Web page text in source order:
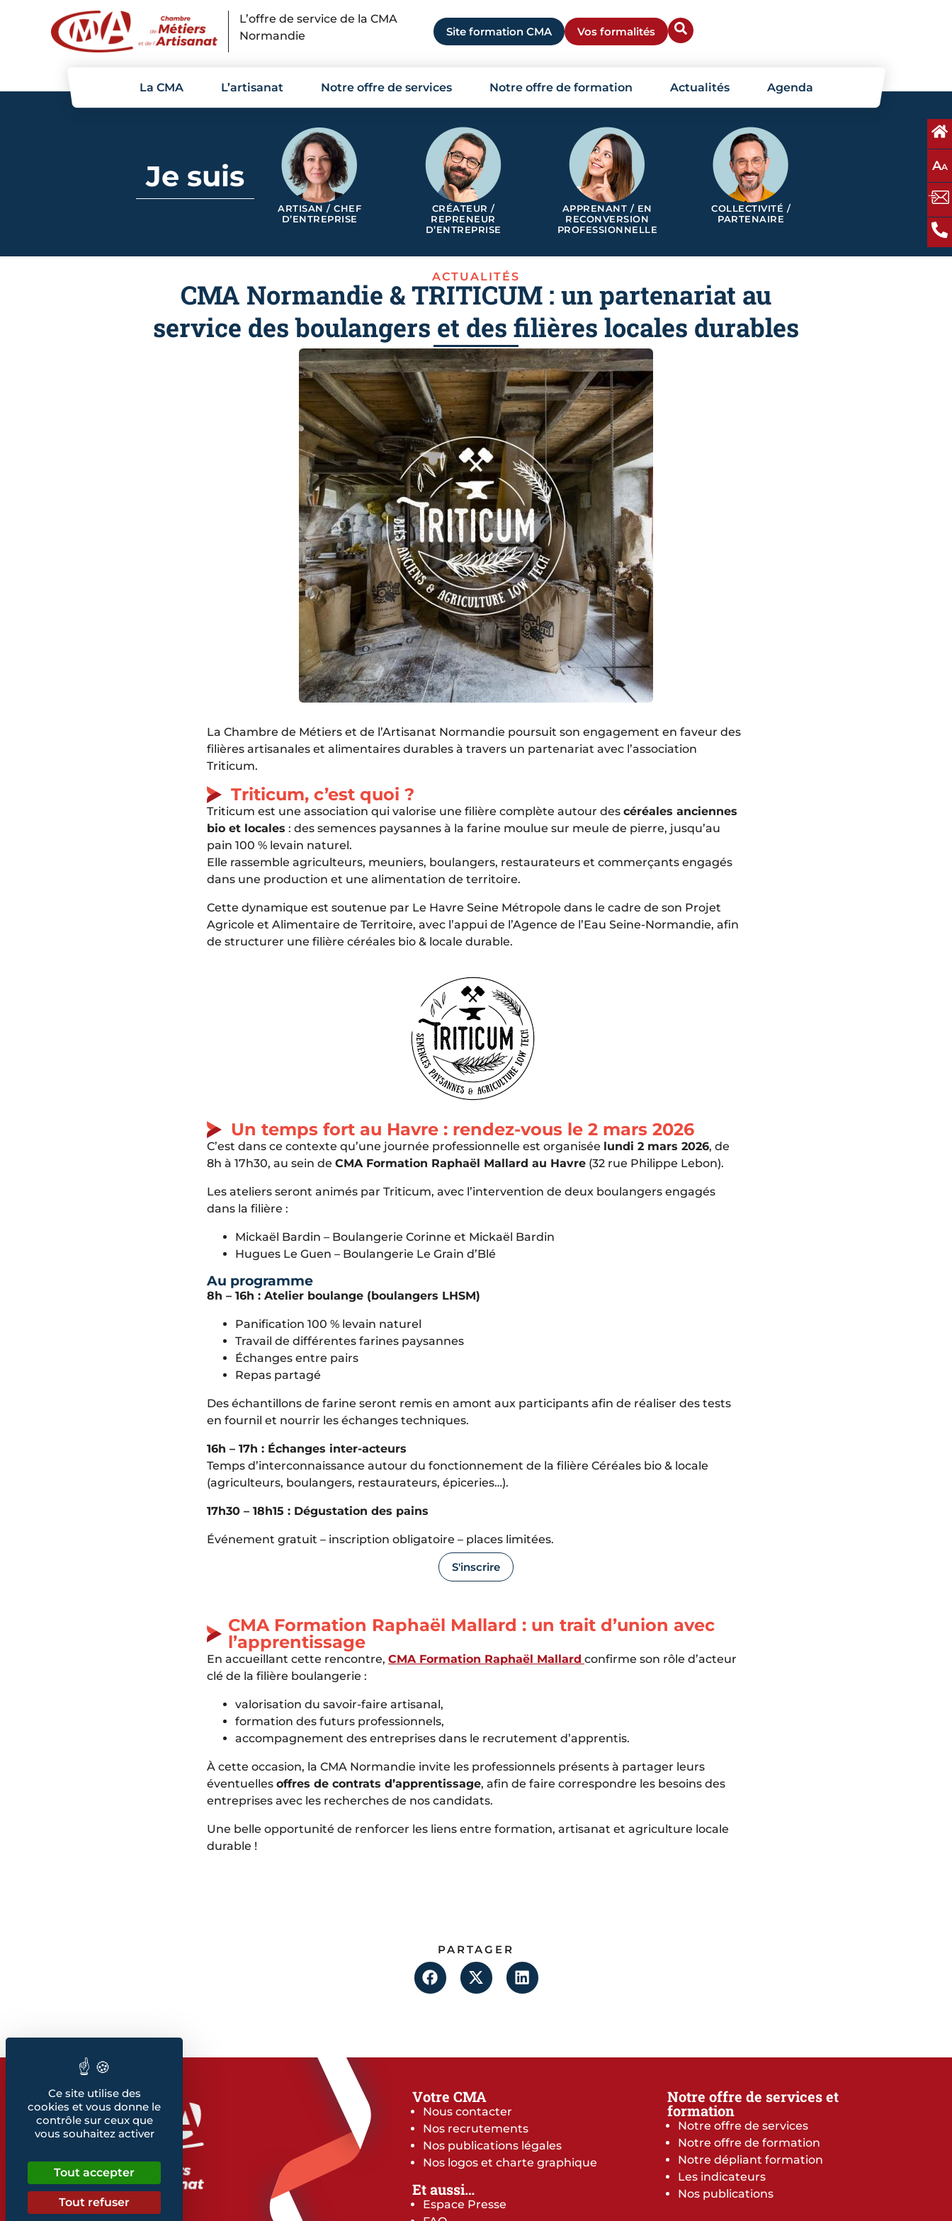
L’offre de service de la CMA
Normandie
Site formation CMA Vos formalités
La CMA L’artisanat Notre offre de services Notre offre de formation Actualités Agenda
AA
Je suis
ARTISAN / CHEF
D’ENTREPRISE
CRÉATEUR /
REPRENEUR
D’ENTREPRISE
APPRENANT / EN
RECONVERSION
PROFESSIONNELLE
COLLECTIVITÉ /
PARTENAIRE
ACTUALITÉS
CMA Normandie & TRITICUM : un partenariat au
service des boulangers et des filières locales durables
La Chambre de Métiers et de l’Artisanat Normandie poursuit son engagement en faveur des
filières artisanales et alimentaires durables à travers un partenariat avec l’association
Triticum.
Triticum, c’est quoi ?
Triticum est une association qui valorise une filière complète autour des céréales anciennes
bio et locales : des semences paysannes à la farine moulue sur meule de pierre, jusqu’au
pain 100 % levain naturel.
Elle rassemble agriculteurs, meuniers, boulangers, restaurateurs et commerçants engagés
dans une production et une alimentation de territoire.
Cette dynamique est soutenue par Le Havre Seine Métropole dans le cadre de son Projet
Agricole et Alimentaire de Territoire, avec l’appui de l’Agence de l’Eau Seine-Normandie, afin
de structurer une filière céréales bio & locale durable.
Un temps fort au Havre : rendez-vous le 2 mars 2026
C’est dans ce contexte qu’une journée professionnelle est organisée lundi 2 mars 2026, de
8h à 17h30, au sein de CMA Formation Raphaël Mallard au Havre (32 rue Philippe Lebon).
Les ateliers seront animés par Triticum, avec l’intervention de deux boulangers engagés
dans la filière :
Mickaël Bardin – Boulangerie Corinne et Mickaël Bardin
Hugues Le Guen – Boulangerie Le Grain d’Blé
Au programme
8h – 16h : Atelier boulange (boulangers LHSM)
Panification 100 % levain naturel
Travail de différentes farines paysannes
Échanges entre pairs
Repas partagé
Des échantillons de farine seront remis en amont aux participants afin de réaliser des tests
en fournil et nourrir les échanges techniques.
16h – 17h : Échanges inter-acteurs
Temps d’interconnaissance autour du fonctionnement de la filière Céréales bio & locale
(agriculteurs, boulangers, restaurateurs, épiceries…).
17h30 – 18h15 : Dégustation des pains
Événement gratuit – inscription obligatoire – places limitées.
S'inscrire
CMA Formation Raphaël Mallard : un trait d’union avec
l’apprentissage
En accueillant cette rencontre, CMA Formation Raphaël Mallard confirme son rôle d’acteur
clé de la filière boulangerie :
valorisation du savoir-faire artisanal,
formation des futurs professionnels,
accompagnement des entreprises dans le recrutement d’apprentis.
À cette occasion, la CMA Normandie invite les professionnels présents à partager leurs
éventuelles offres de contrats d’apprentissage, afin de faire correspondre les besoins des
entreprises avec les recherches de nos candidats.
Une belle opportunité de renforcer les liens entre formation, artisanat et agriculture locale
durable !
PARTAGER
Votre CMA
Nous contacter
Nos recrutements
Nos publications légales
Nos logos et charte graphique
Et aussi…
Espace Presse
Notre offre de services et
formation
Notre offre de services
Notre offre de formation
Notre dépliant formation
Les indicateurs
Nos publications
Panneau de gestion des cookies
Ce site utilise des
cookies et vous donne le
contrôle sur ceux que
vous souhaitez activer
Tout accepter
Tout refuser